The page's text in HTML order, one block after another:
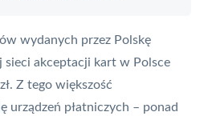
wydanych przez Polskę
sieci akceptacji kart w Polsce
Z tego większość
urządzeń płatniczych – ponad